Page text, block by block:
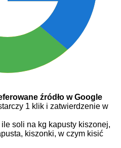
źródło w Google
1 klik i zatwierdzenie w
ile soli na kg kapusty kiszonej,
kiszonki, w czym kisić